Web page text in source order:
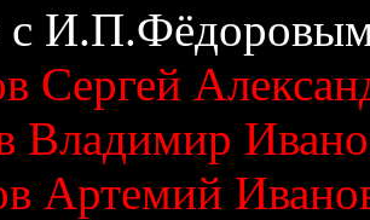
с
Сергей
Владимир
Артемий